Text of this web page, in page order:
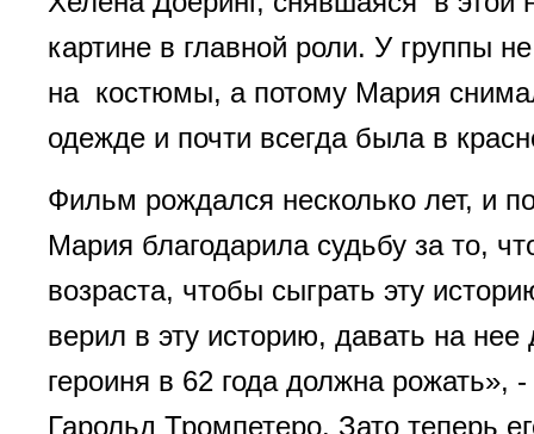
картине в главной роли. У группы
на костюмы, а потому Мария
одежде и почти всегда была в
Фильм рождался несколько лет, и
Мария благодарила судьбу за то,
возраста, чтобы сыграть эту
верил в эту историю, давать на нее
героиня в 62 года должна рожать»,
Гарольд Тромпетеро. Зато теперь